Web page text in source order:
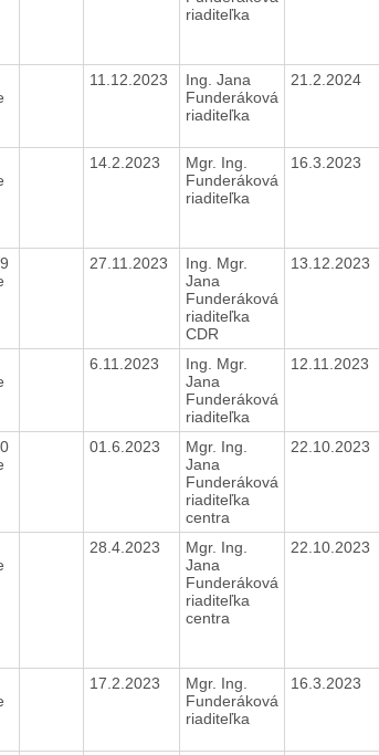
riaditeľka
11.12.2023
Ing. Jana
Funderáková
riaditeľka
21.2.2024
14.2.2023
Mgr. Ing.
Funderáková
riaditeľka
16.3.2023
27.11.2023
Ing. Mgr.
Jana
Funderáková
riaditeľka
CDR
13.12.2023
6.11.2023
Ing. Mgr.
Jana
Funderáková
riaditeľka
12.11.2023
01.6.2023
Mgr. Ing.
Jana
Funderáková
riaditeľka
centra
22.10.2023
28.4.2023
Mgr. Ing.
Jana
Funderáková
riaditeľka
centra
22.10.2023
17.2.2023
Mgr. Ing.
Funderáková
riaditeľka
16.3.2023